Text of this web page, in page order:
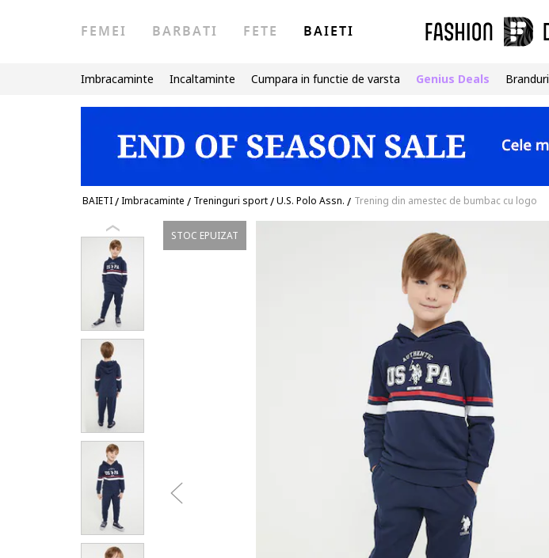
FEMEI BARBATI FETE BAIETI
Imbracaminte Incaltaminte Cumpara in functie de varsta Genius Deals Branduri
BAIETI/Imbracaminte / Treninguri sport/U.S. Polo Assn. / Trening din amestec de bumbac cu logo
STOC EPUIZAT